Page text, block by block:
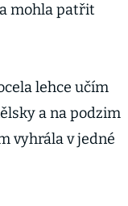
mohla patřit
lehce učím
a na podzim
vyhrála v jedné